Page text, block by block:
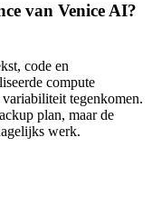
van Venice AI?
code en
compute
tegenkomen.
plan, maar de
werk.